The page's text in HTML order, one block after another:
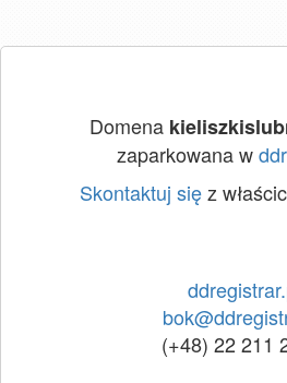
Domena
zaparkowana w
Skontaktuj sięz
(+48) 22 211